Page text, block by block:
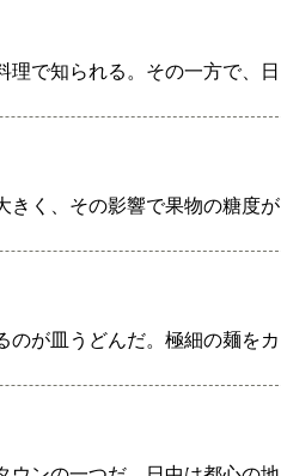
で知られる。その一方で、日
きく、その影響で果物の糖度が
が皿うどんだ。極細の麺をカ